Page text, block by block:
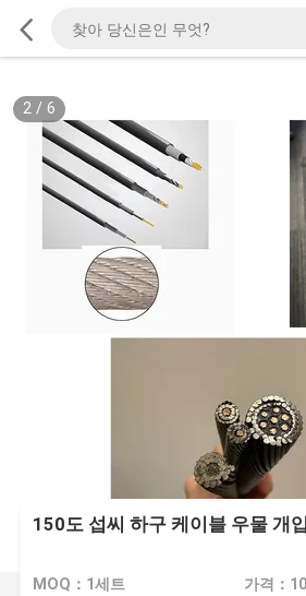
2/ 6
150도 섭씨 하구 케이블 우물 개
MOQ：1세트